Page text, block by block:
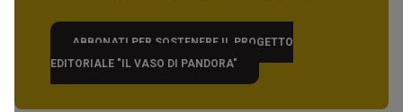
ABBONATI PER SOSTENERE IL PROGETTO
EDITORIALE "IL VASO DI PANDORA"